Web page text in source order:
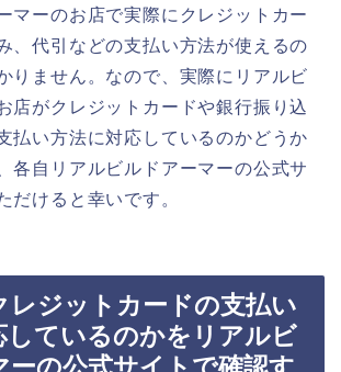
マーのお店で実際にクレジットカー
、代引などの支払い方法が使えるの
りません。なので、実際にリアルビ
店がクレジットカードや銀行振り込
払い方法に対応しているのかどうか
各自リアルビルドアーマーの公式サ
だけると幸いです。
レジットカードの支払い
しているのかをリアルビ
ーの公式サイトで確認す